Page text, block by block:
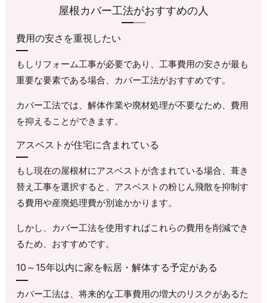
屋根カバー工法がおすすめの人
費用の安さを重視したい
もしリフォーム工事が必要であり、工事費用の安さが最も
重要な要素である場合、カバー工法がおすすめです。
カバー工法では、解体作業や廃材処理が不要なため、費用
を抑えることができます。
アスベストが住宅に含まれている
もし現在の屋根材にアスベストが含まれている場合、葺き
替え工事を選択すると、アスベストの粉じん飛散を抑制す
る費用や産廃処理費が別途かかります。
しかし、カバー工法を使用すればこれらの費用を削減でき
るため、おすすめです。
10～15年以内に家を転居・解体する予定がある
カバー工法は、将来的な工事費用の増大のリスクがあるた